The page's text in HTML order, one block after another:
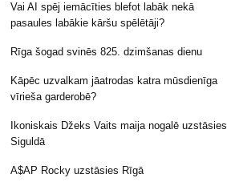
Vai AI spēj iemācīties blefot labāk nekā
pasaules labākie kāršu spēlētāji?
Rīga šogad svinēs 825. dzimšanas dienu
Kāpēc uzvalkam jāatrodas katra mūsdienīga
vīrieša garderobē?
Ikoniskais Džeks Vaits maija nogalē uzstāsies
Siguldā
A$AP Rocky uzstāsies Rīgā